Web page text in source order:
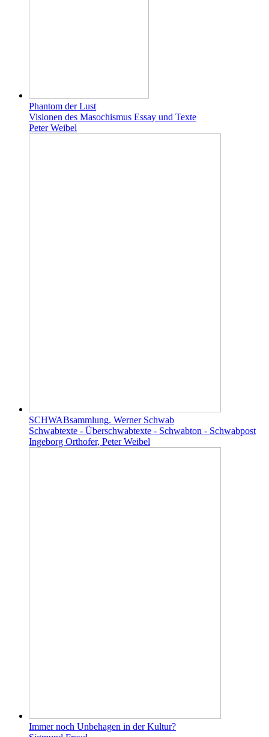
Phantom der Lust
Visionen des Masochismus Essay und Texte
Peter Weibel
SCHWABsammlung. Werner Schwab
Schwabtexte - Überschwabtexte - Schwabton - Schwabpost
Ingeborg Orthofer, Peter Weibel
Immer noch Unbehagen in der Kultur?